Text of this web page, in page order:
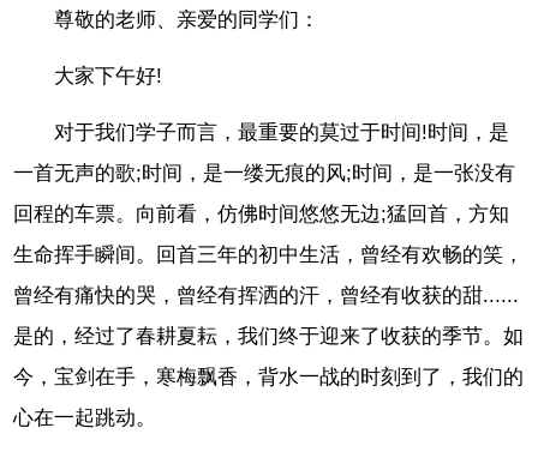
尊敬的老师、亲爱的同学们：
大家下午好!
对于我们学子而言，最重要的莫过于时间!时间，是
一首无声的歌;时间，是一缕无痕的风;时间，是一张没有
回程的车票。向前看，仿佛时间悠悠无边;猛回首，方知
生命挥手瞬间。回首三年的初中生活，曾经有欢畅的笑，
曾经有痛快的哭，曾经有挥洒的汗，曾经有收获的甜......
是的，经过了春耕夏耘，我们终于迎来了收获的季节。如
今，宝剑在手，寒梅飘香，背水一战的时刻到了，我们的
心在一起跳动。